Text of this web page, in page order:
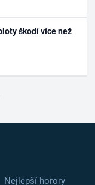
škodí více než
Nejlepší horory